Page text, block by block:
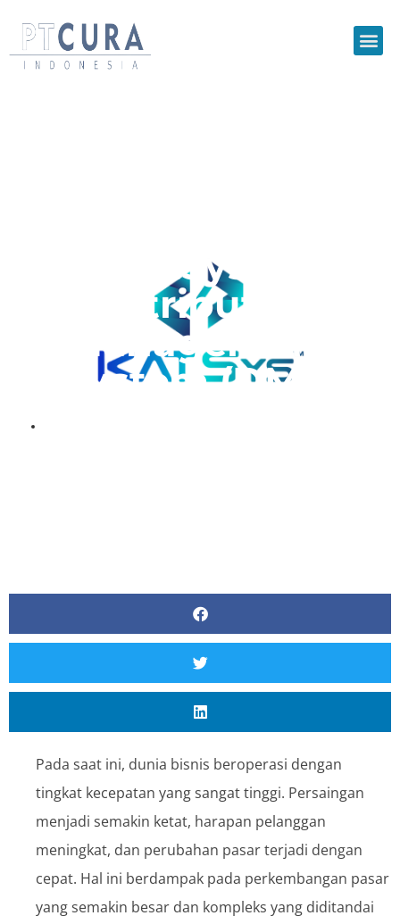
KatSys™
Distribution
Management
System (DMS)
Pada saat ini, dunia bisnis beroperasi dengan
tingkat kecepatan yang sangat tinggi. Persaingan
menjadi semakin ketat, harapan pelanggan
meningkat, dan perubahan pasar terjadi dengan
cepat. Hal ini berdampak pada perkembangan pasar
yang semakin besar dan kompleks yang diditandai